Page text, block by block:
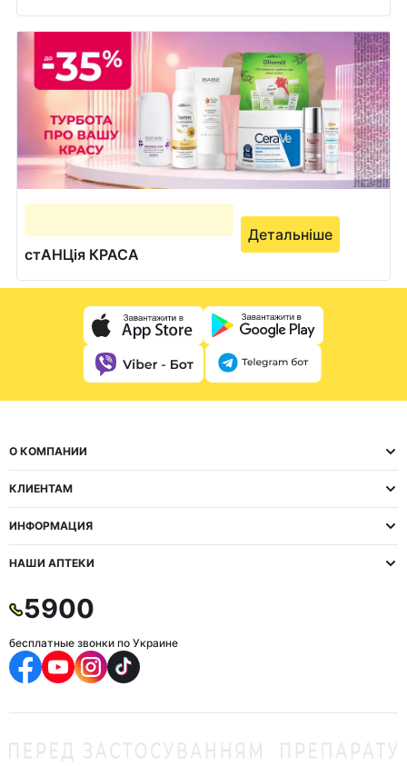
стАНЦія КРАСА
Детальніше
О КОМПАНИИ
КЛИЕНТАМ
ИНФОРМАЦИЯ
НАШИ АПТЕКИ
5900
бесплатные звонки по Украине